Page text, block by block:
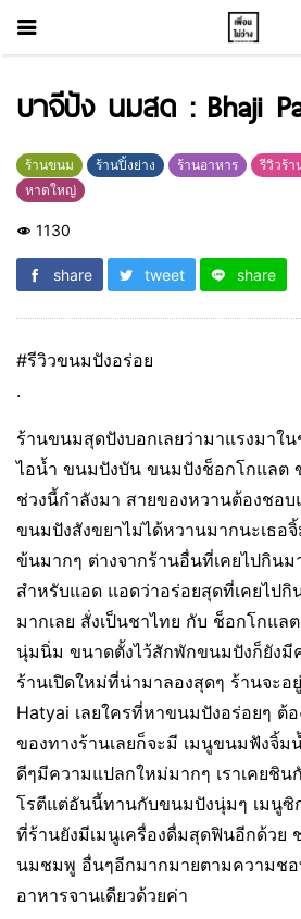
บาจีปัง นมสด : Bhaji
ร้านขนม ร้านปิ้งย่าง ร้านอาหาร รีวิวร้า
หาดใหญ่
1130
share tweet share
#รีวิวขนมปังอร่อย
.
ร้านขนมสุดปังบอกเลยว่ามาแรงมาใ
ไอน้ำ ขนมปังบัน ขนมปังช็อกโกแลต
ช่วงนี้กำลังมา สายของหวานต้องชอ
ขนมปังสังขยาไม่ได้หวานมากนะเธอ
ข้นมากๆ ต่างจากร้านอื่นที่เคยไปกินม
สำหรับแอด แอดว่าอร่อยสุดที่เคยไป
มากเลย สั่งเป็นชาไทย กับ ช็อกโกแล
นุ่มนิ่ม ขนาดตั้งไว้สักพักขนมปังก็ยังมี
ร้านเปิดใหม่ที่น่ามาลองสุดๆ ร้านจะอ
Hatyai เลยใครที่หาขนมปังอร่อยๆ ต้
ของทางร้านเลยก็จะมี เมนูขนมฟังจิ้มน้
ดีๆมีความแปลกใหม่มากๆ เราเคยชิน
โรตีแต่อันนี้ทานกับขนมปังนุ่มๆ เมนูซิก
ที่ร้านยังมีเมนูเครื่องดื่มสุดฟินอีกด้วย
นมชมพู อื่นๆอีกมากมายตามความชอ
อาหารจานเดียวด้วยค่า